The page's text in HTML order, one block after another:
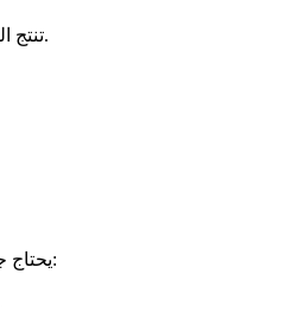
تنتج الشركة المصنعة، التي تتمتع بخبرة تطويرية تبلغ 40 عامًا، برامج يمكنها أن توفر لك صورًا ونماذج ثلاثية الأبعاد.
، يحتاج جهاز الكمبيوتر الخاص بك إلى تلبية المتطلبات التالية: